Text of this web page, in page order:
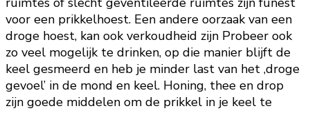
voor een prikkelhoest. Een andere oorzaak van een
droge hoest, kan ook verkoudheid zijn Probeer ook
zo veel mogelijk te drinken, op die manier blijft de
keel gesmeerd en heb je minder last van het ‚droge
gevoel’ in de mond en keel. Honing, thee en drop
zijn goede middelen om de prikkel in je keel te